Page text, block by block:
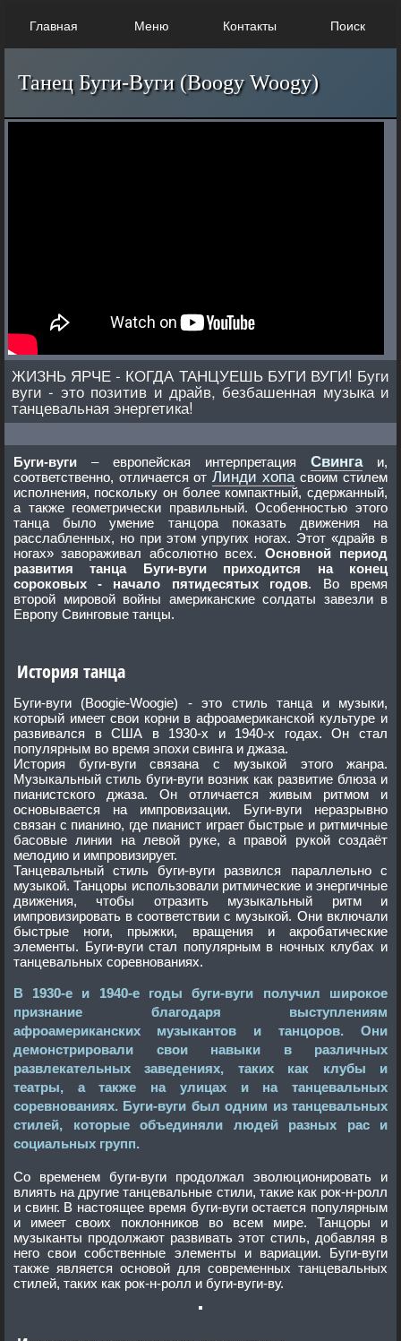
Главная Меню Контакты Поиск
Танец Буги-Вуги (Boogy Woogy)
ЖИЗНЬ ЯРЧЕ - КОГДА ТАНЦУЕШЬ БУГИ ВУГИ! Буги
вуги - это позитив и драйв, безбашенная музыка и
танцевальная энергетика!
Буги-вуги – европейская интерпретация Свингаи,
соответственно, отличается от Линди хопа своим стилем
исполнения, поскольку он более компактный, сдержанный,
а также геометрически правильный. Особенностью этого
танца было умение танцора показать движения на
расслабленных, но при этом упругих ногах. Этот «драйв в
ногах» завораживал абсолютно всех. Основной период
развития танца Буги-вуги приходится на конец
сороковых - начало пятидесятых годов. Во время
второй мировой войны американские солдаты завезли в
Европу Свинговые танцы.
История танца
Буги-вуги (Boogie-Woogie) - это стиль танца и музыки,
который имеет свои корни в афроамериканской культуре и
развивался в США в 1930-х и 1940-х годах. Он стал
популярным во время эпохи свинга и джаза.
История буги-вуги связана с музыкой этого жанра.
Музыкальный стиль буги-вуги возник как развитие блюза и
пианистского джаза. Он отличается живым ритмом и
основывается на импровизации. Буги-вуги неразрывно
связан с пианино, где пианист играет быстрые и ритмичные
басовые линии на левой руке, а правой рукой создаёт
мелодию и импровизирует.
Танцевальный стиль буги-вуги развился параллельно с
музыкой. Танцоры использовали ритмические и энергичные
движения, чтобы отразить музыкальный ритм и
импровизировать в соответствии с музыкой. Они включали
быстрые ноги, прыжки, вращения и акробатические
элементы. Буги-вуги стал популярным в ночных клубах и
танцевальных соревнованиях.
В 1930-е и 1940-е годы буги-вуги получил широкое
признание благодаря выступлениям
афроамериканских музыкантов и танцоров. Они
демонстрировали свои навыки в различных
развлекательных заведениях, таких как клубы и
театры, а также на улицах и на танцевальных
соревнованиях. Буги-вуги был одним из танцевальных
стилей, которые объединяли людей разных рас и
социальных групп.
Со временем буги-вуги продолжал эволюционировать и
влиять на другие танцевальные стили, такие как рок-н-ролл
и свинг. В настоящее время буги-вуги остается популярным
и имеет своих поклонников во всем мире. Танцоры и
музыканты продолжают развивать этот стиль, добавляя в
него свои собственные элементы и вариации. Буги-вуги
также является основой для современных танцевальных
стилей, таких как рок-н-ролл и буги-вуги-ву.